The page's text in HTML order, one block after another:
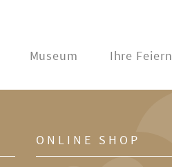
Museum Ihre Feiern
ONLINE SHOP